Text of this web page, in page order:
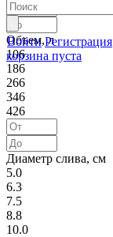
Войти Регистрация
корзина пуста
Объем, л
106
186
266
346
426
Диаметр слива, см
5.0
6.3
7.5
8.8
10.0